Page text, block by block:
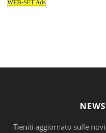
Tieniti aggiornato sulle